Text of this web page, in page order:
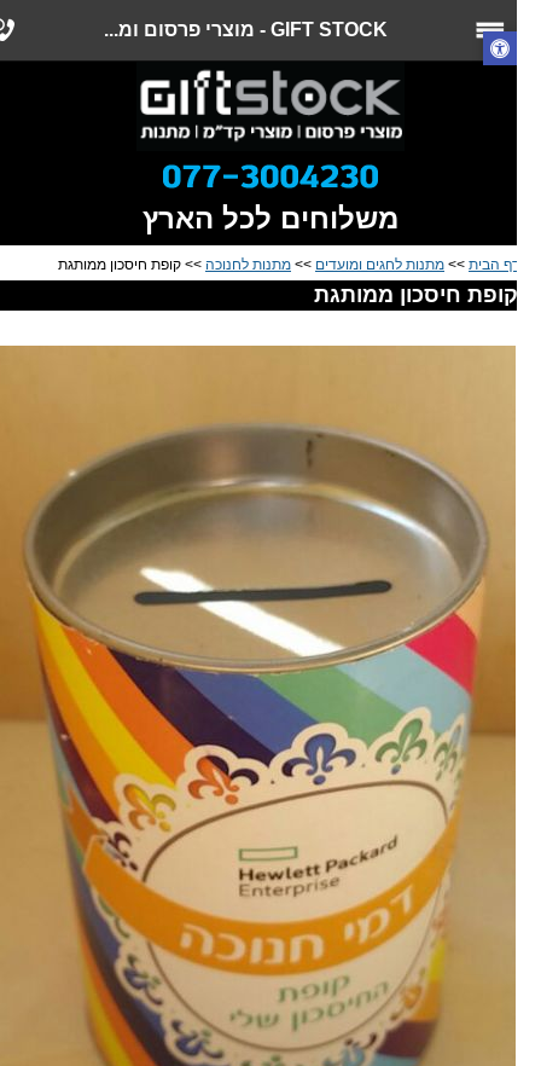
GIFT STOCK - מוצרי פרסום ומ...
משלוחים לכל הארץ
הבית>> מתנות לחגים ומועדים>> מתנות לחנוכה>> קופת חיסכון ממותגת
קופת חיסכון ממותגת